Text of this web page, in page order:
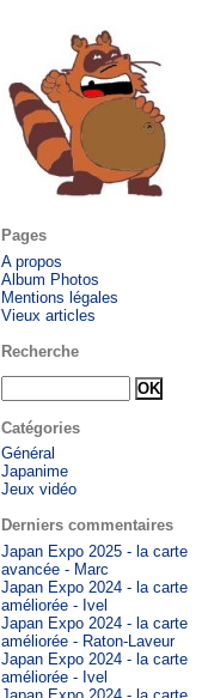
Pages
A propos
Album Photos
Mentions légales
Vieux articles
Recherche
Catégories
Général
Japanime
Jeux vidéo
Derniers commentaires
Japan Expo 2025 - la carte
avancée - Marc
Japan Expo 2024 - la carte
améliorée - Ivel
Japan Expo 2024 - la carte
améliorée - Raton-Laveur
Japan Expo 2024 - la carte
améliorée - Ivel
Japan Expo 2024 - la carte